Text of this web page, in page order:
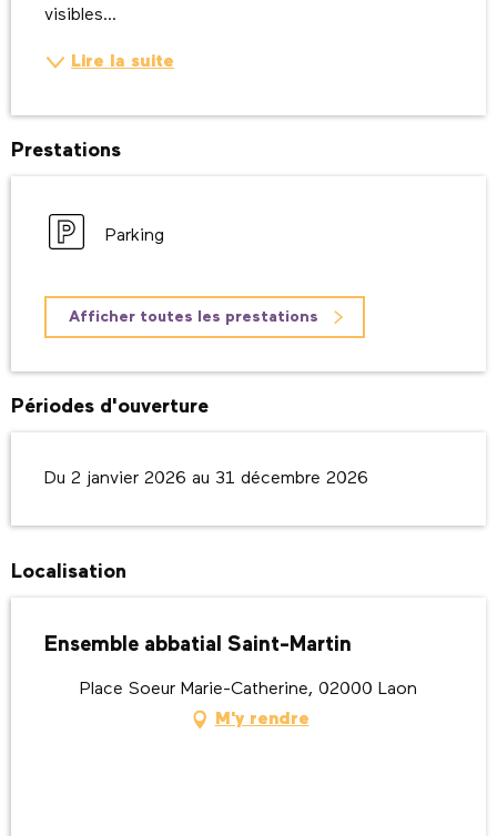
visibles...
Lire la suite
Prestations
Parking
Afficher toutes les prestations
Périodes d'ouverture
Du 2 janvier 2026 au 31 décembre 2026
Localisation
Ensemble abbatial Saint-Martin
Place Soeur Marie-Catherine, 02000 Laon
M'y rendre